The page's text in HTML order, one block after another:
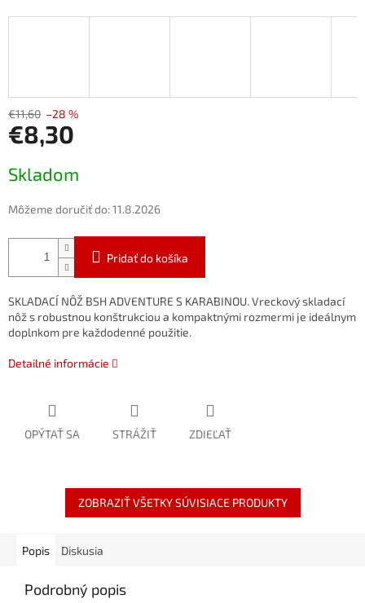
€11,60 –28 %
€8,30
cena:
Skladom
Môžeme doručiť do:11.8.2026
Pridať do košíka
SKLADACÍ NÔŽ BSH ADVENTURE S KARABINOU. Vreckový skladací
nôž s robustnou konštrukciou a kompaktnými rozmermi je ideálnym
doplnkom pre každodenné použitie.
Detailné informácie
OPÝTAŤ SA STRÁŽIŤ ZDIEĽAŤ
ZOBRAZIŤ VŠETKY SÚVISIACE PRODUKTY
Popis Diskusia
Podrobný popis